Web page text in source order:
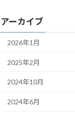
アーカイブ
2026年1月
2025年2月
2024年10月
2024年6月